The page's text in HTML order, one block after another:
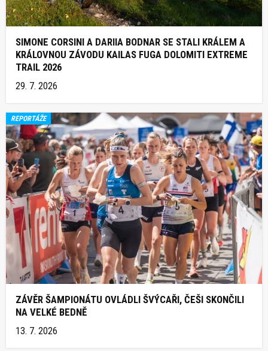
SIMONE CORSINI A DARIIA BODNAR SE STALI KRÁLEM A
KRÁLOVNOU ZÁVODU KAILAS FUGA DOLOMITI EXTREME
TRAIL 2026
29. 7. 2026
REPORTÁŽE
ZÁVĚR ŠAMPIONÁTU OVLÁDLI ŠVÝCAŘI, ČEŠI SKONČILI
NA VELKÉ BEDNĚ
13. 7. 2026